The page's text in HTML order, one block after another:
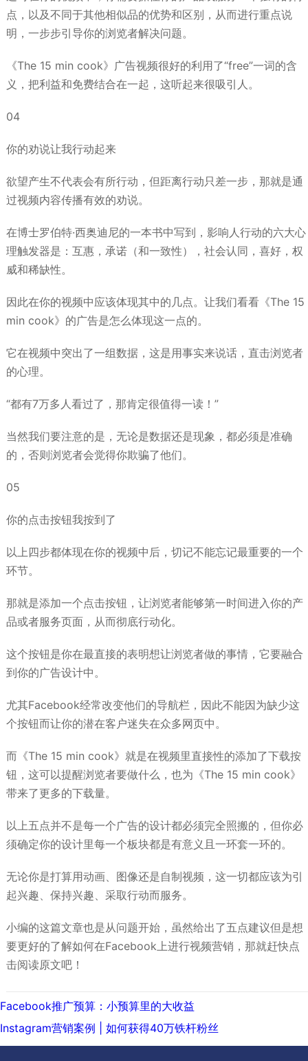
点，以及不同于其他相似品的优势和区别，从而进行重点说
明，一步步引导你的浏览者解决问题。
《The 15 min cook》广告视频很好的利用了“free”一词的含
义，把利益和免费结合在一起，这听起来很吸引人。
04
你的劝说让我行动起来
欲望产生不代表会有所行动，但距离行动只差一步，那就是通
过视频内容传播有效的劝说。
在博士罗伯特·西奥迪尼的一本书中写到，影响人行动的六大心
理触发器是：互惠，承诺（和一致性），社会认同，喜好，权
威和稀缺性。
因此在你的视频中应该体现其中的几点。让我们看看《The 15
min cook》的广告是怎么体现这一点的。
它在视频中突出了一组数据，这是用事实来说话，直击浏览者
的心理。
“都有7万多人看过了，那肯定很值得一读！”
当然我们要注意的是，无论是数据还是现象，都必须是准确
的，否则浏览者会觉得你欺骗了他们。
05
你的点击按钮我按到了
以上四步都体现在你的视频中后，切记不能忘记最重要的一个
环节。
那就是添加一个点击按钮，让浏览者能够第一时间进入你的产
品或者服务页面，从而彻底行动化。
这个按钮是你在最直接的表明想让浏览者做的事情，它要融合
到你的广告设计中。
尤其Facebook经常改变他们的导航栏，因此不能因为缺少这
个按钮而让你的潜在客户迷失在众多网页中。
而《The 15 min cook》就是在视频里直接性的添加了下载按
钮，这可以提醒浏览者要做什么，也为《The 15 min cook》
带来了更多的下载量。
以上五点并不是每一个广告的设计都必须完全照搬的，但你必
须确定你的设计里每一个板块都是有意义且一环套一环的。
无论你是打算用动画、图像还是自制视频，这一切都应该为引
起兴趣、保持兴趣、采取行动而服务。
小编的这篇文章也是从问题开始，虽然给出了五点建议但是想
要更好的了解如何在Facebook上进行视频营销，那就赶快点
击阅读原文吧！
文
导
航
上
一
篇:
Facebook推广预算：小预算里的大收益
下
一
Instagram营销案例 | 如何获得40万铁杆粉丝